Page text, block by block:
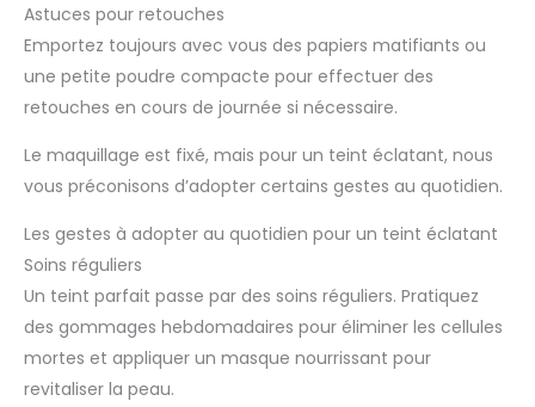
Astuces pour retouches
Emportez toujours avec vous des papiers matifiants ou
une petite poudre compacte pour effectuer des
retouches en cours de journée si nécessaire.
Le maquillage est fixé, mais pour un teint éclatant, nous
vous préconisons d’adopter certains gestes au quotidien.
Les gestes à adopter au quotidien pour un teint éclatant
Soins réguliers
Un teint parfait passe par des soins réguliers. Pratiquez
des gommages hebdomadaires pour éliminer les cellules
mortes et appliquer un masque nourrissant pour
revitaliser la peau.